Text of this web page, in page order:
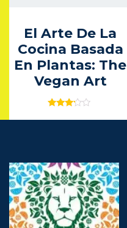
El Arte De La
Cocina Basada
En Plantas: The
Vegan Art
O En